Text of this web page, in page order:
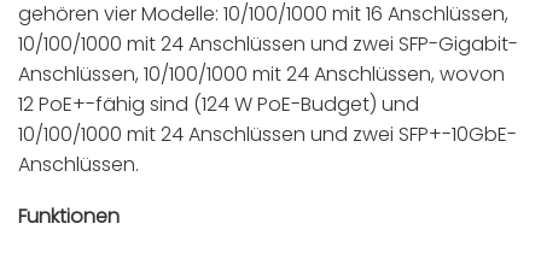
gehören vier Modelle: 10/100/1000 mit 16 Anschlüssen,
10/100/1000 mit 24 Anschlüssen und zwei SFP-Gigabit-
Anschlüssen, 10/100/1000 mit 24 Anschlüssen, wovon
12 PoE+-fähig sind (124 W PoE-Budget) und
10/100/1000 mit 24 Anschlüssen und zwei SFP+-10GbE-
Anschlüssen.
Funktionen